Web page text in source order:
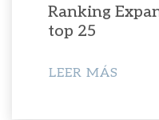
Ranking
top 25
LEER MÁS